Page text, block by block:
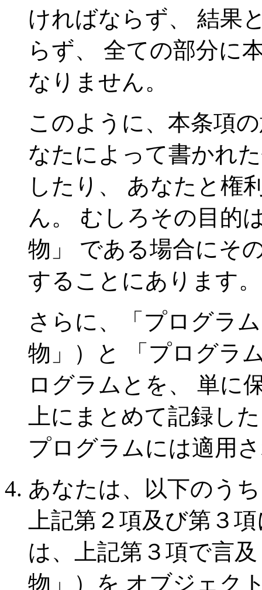
ければならず、 結果
らず、 全ての部分に
なりません。
このように、本条項
なたによって書かれ
したり、 あなたと権
ん。 むしろその目的
物」 である場合にそ
することにあります。
さらに、「プログラ
物」）と 「プログラ
ログラムとを、 単に
上にまとめて記録し
プログラムには適用
あなたは、以下のう
上記第２項及び第３
は、上記第３項で言
物」）を オブジェク